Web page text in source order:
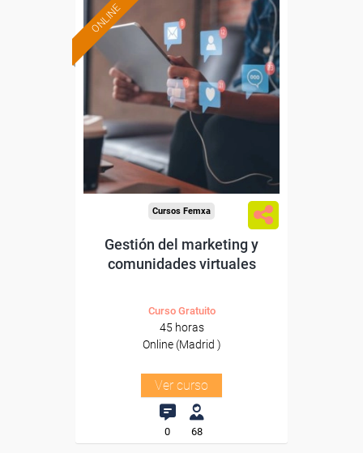
ONLINE
Formación 100%
subvencionada.
Para desempleados,
trabajadores y autónomos
de Madrid.
Para todos los sectores.
Cursos Femxa
Gestión del marketing y
comunidades virtuales
Curso Gratuito
45 horas
Online (Madrid )
Ver curso
0 68